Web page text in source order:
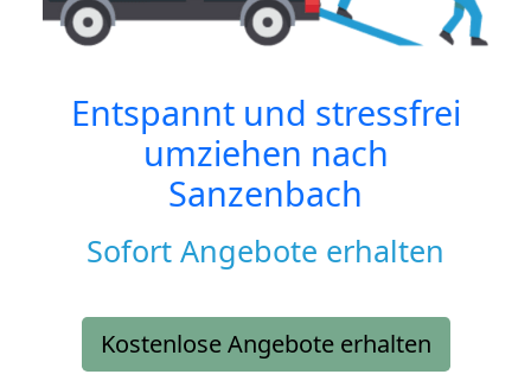
Entspannt und stressfrei
umziehen nach
Sanzenbach
Sofort Angebote erhalten
Kostenlose Angebote erhalten